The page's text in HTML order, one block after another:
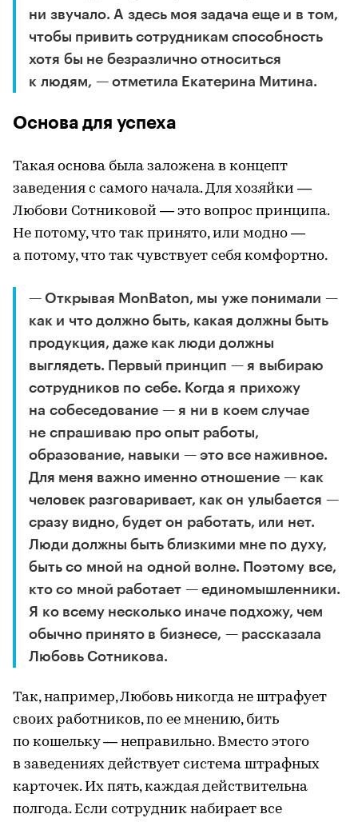
ни звучало. А здесь моя задача еще и в том,
чтобы привить сотрудникам способность
хотя бы не безразлично относиться
к людям, — отметила Екатерина Митина.
Основа для успеха
Такая основа была заложена в концепт
заведения с самого начала. Для хозяйки —
Любови Сотниковой — это вопрос принципа.
Не потому, что так принято, или модно —
а потому, что так чувствует себя комфортно.
— Открывая MonBaton, мы уже понимали —
как и что должно быть, какая должны быть
продукция, даже как люди должны
выглядеть. Первый принцип — я выбираю
сотрудников по себе. Когда я прихожу
на собеседование — я ни в коем случае
не спрашиваю про опыт работы,
образование, навыки — это все наживное.
Для меня важно именно отношение — как
человек разговаривает, как он улыбается —
сразу видно, будет он работать, или нет.
Люди должны быть близкими мне по духу,
быть со мной на одной волне. Поэтому все,
кто со мной работает — единомышленники.
Я ко всему несколько иначе подхожу, чем
обычно принято в бизнесе, — рассказала
Любовь Сотникова.
Так, например, Любовь никогда не штрафует
своих работников, по ее мнению, бить
по кошельку — неправильно. Вместо этого
в заведениях действует система штрафных
карточек. Их пять, каждая действительна
полгода. Если сотрудник набирает все